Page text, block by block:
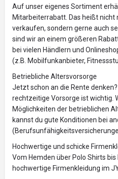
Auf unser eigenes Sortiment
Mitarbeiterrabatt. Das heißt nicht
verkaufen, sondern gerne auch
sind wir an einem größeren
bei vielen Händlern und
(z.B. Mobilfunkanbieter,
Betriebliche Altersvorsorge
Jetzt schon an die Rente
rechtzeitige Vorsorge ist wichtig.
Möglichkeiten der betrieblichen
kannst du gute Konditionen bei
Hochwertige und schicke
Vom Hemden über Polo Shirts
hochwertige Firmenkleidung im